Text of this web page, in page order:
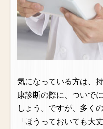
気になっている方は、
康診断の際に、ついで
しょう。ですが、多く
「ほうっておいても大